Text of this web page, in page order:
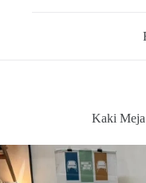
Kaki Meja